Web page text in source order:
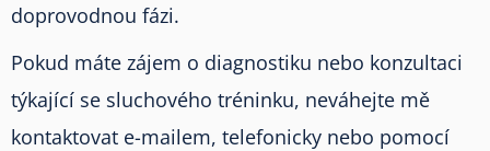
doprovodnou fázi.
Pokud máte zájem o diagnostiku nebo konzultaci
týkající se sluchového tréninku, neváhejte mě
kontaktovat e-mailem, telefonicky nebo pomocí